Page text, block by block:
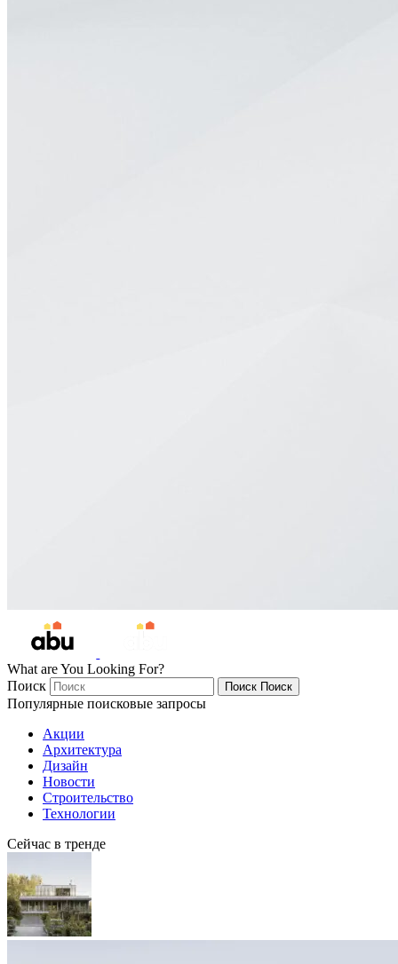
What are You Looking For?
Поиск
Поиск Поиск
Популярные поисковые запросы
Акции
Архитектура
Дизайн
Новости
Строительство
Технологии
Сейчас в тренде